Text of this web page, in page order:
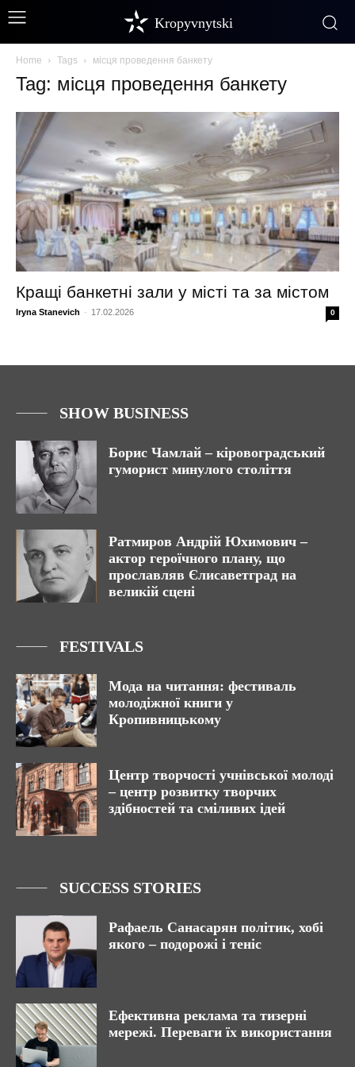
Kropyvnytski
Home Tags місця проведення банкету
Tag: місця проведення банкету
Кращі банкетні зали у місті та за містом
Iryna Stanevich - 17.02.2026 0
SHOW BUSINESS
Борис Чамлай – кіровоградський
гуморист минулого століття
Ратмиров Андрій Юхимович –
актор героїчного плану, що
прославляв Єлисаветград на
великій сцені
FESTIVALS
Мода на читання: фестиваль
молодіжної книги у
Кропивницькому
Центр творчості учнівської молоді
– центр розвитку творчих
здібностей та сміливих ідей
SUCCESS STORIES
Рафаель Санасарян політик, хобі
якого – подорожі і теніс
Ефективна реклама та тизерні
мережі. Переваги їх використання